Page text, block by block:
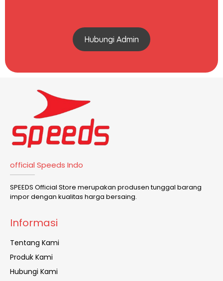
Hubungi Admin
official Speeds Indo
SPEEDS Official Store merupakan produsen tunggal barang
impor dengan kualitas harga bersaing.
Informasi
Tentang Kami
Produk Kami
Hubungi Kami